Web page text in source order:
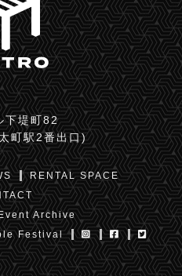
下堤町82
町駅2番出口)
RENTAL SPACE
Archive
Festival